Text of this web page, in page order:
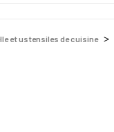
et ustensiles de cuisine